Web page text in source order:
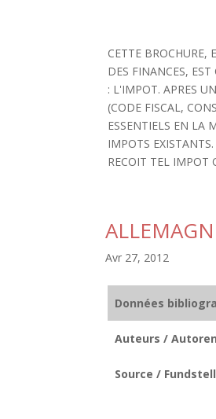
CETTE BROCHURE,
DES FINANCES,
: L'IMPOT. APRES
(CODE FISCAL,
ESSENTIELS EN LA
IMPOTS
RECOIT TEL IMPOT
Avr 27, 2012
Données
Auteurs /
Source /